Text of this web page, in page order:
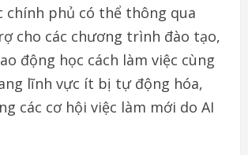
chính phủ có thể thông qua
cho các chương trình đào tạo,
động học cách làm việc cùng
lĩnh vực ít bị tự động hóa,
các cơ hội việc làm mới do AI